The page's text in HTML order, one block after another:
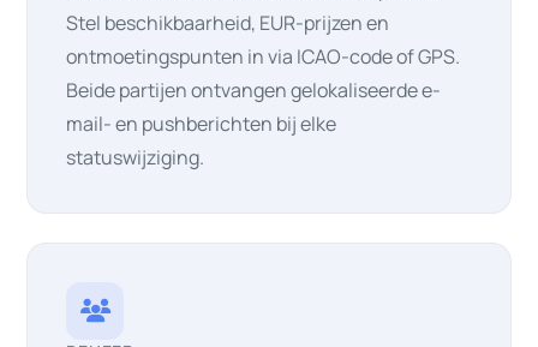
Stel beschikbaarheid, EUR-prijzen en
ontmoetingspunten in via ICAO-code of GPS.
Beide partijen ontvangen gelokaliseerde e-
mail- en pushberichten bij elke
statuswijziging.